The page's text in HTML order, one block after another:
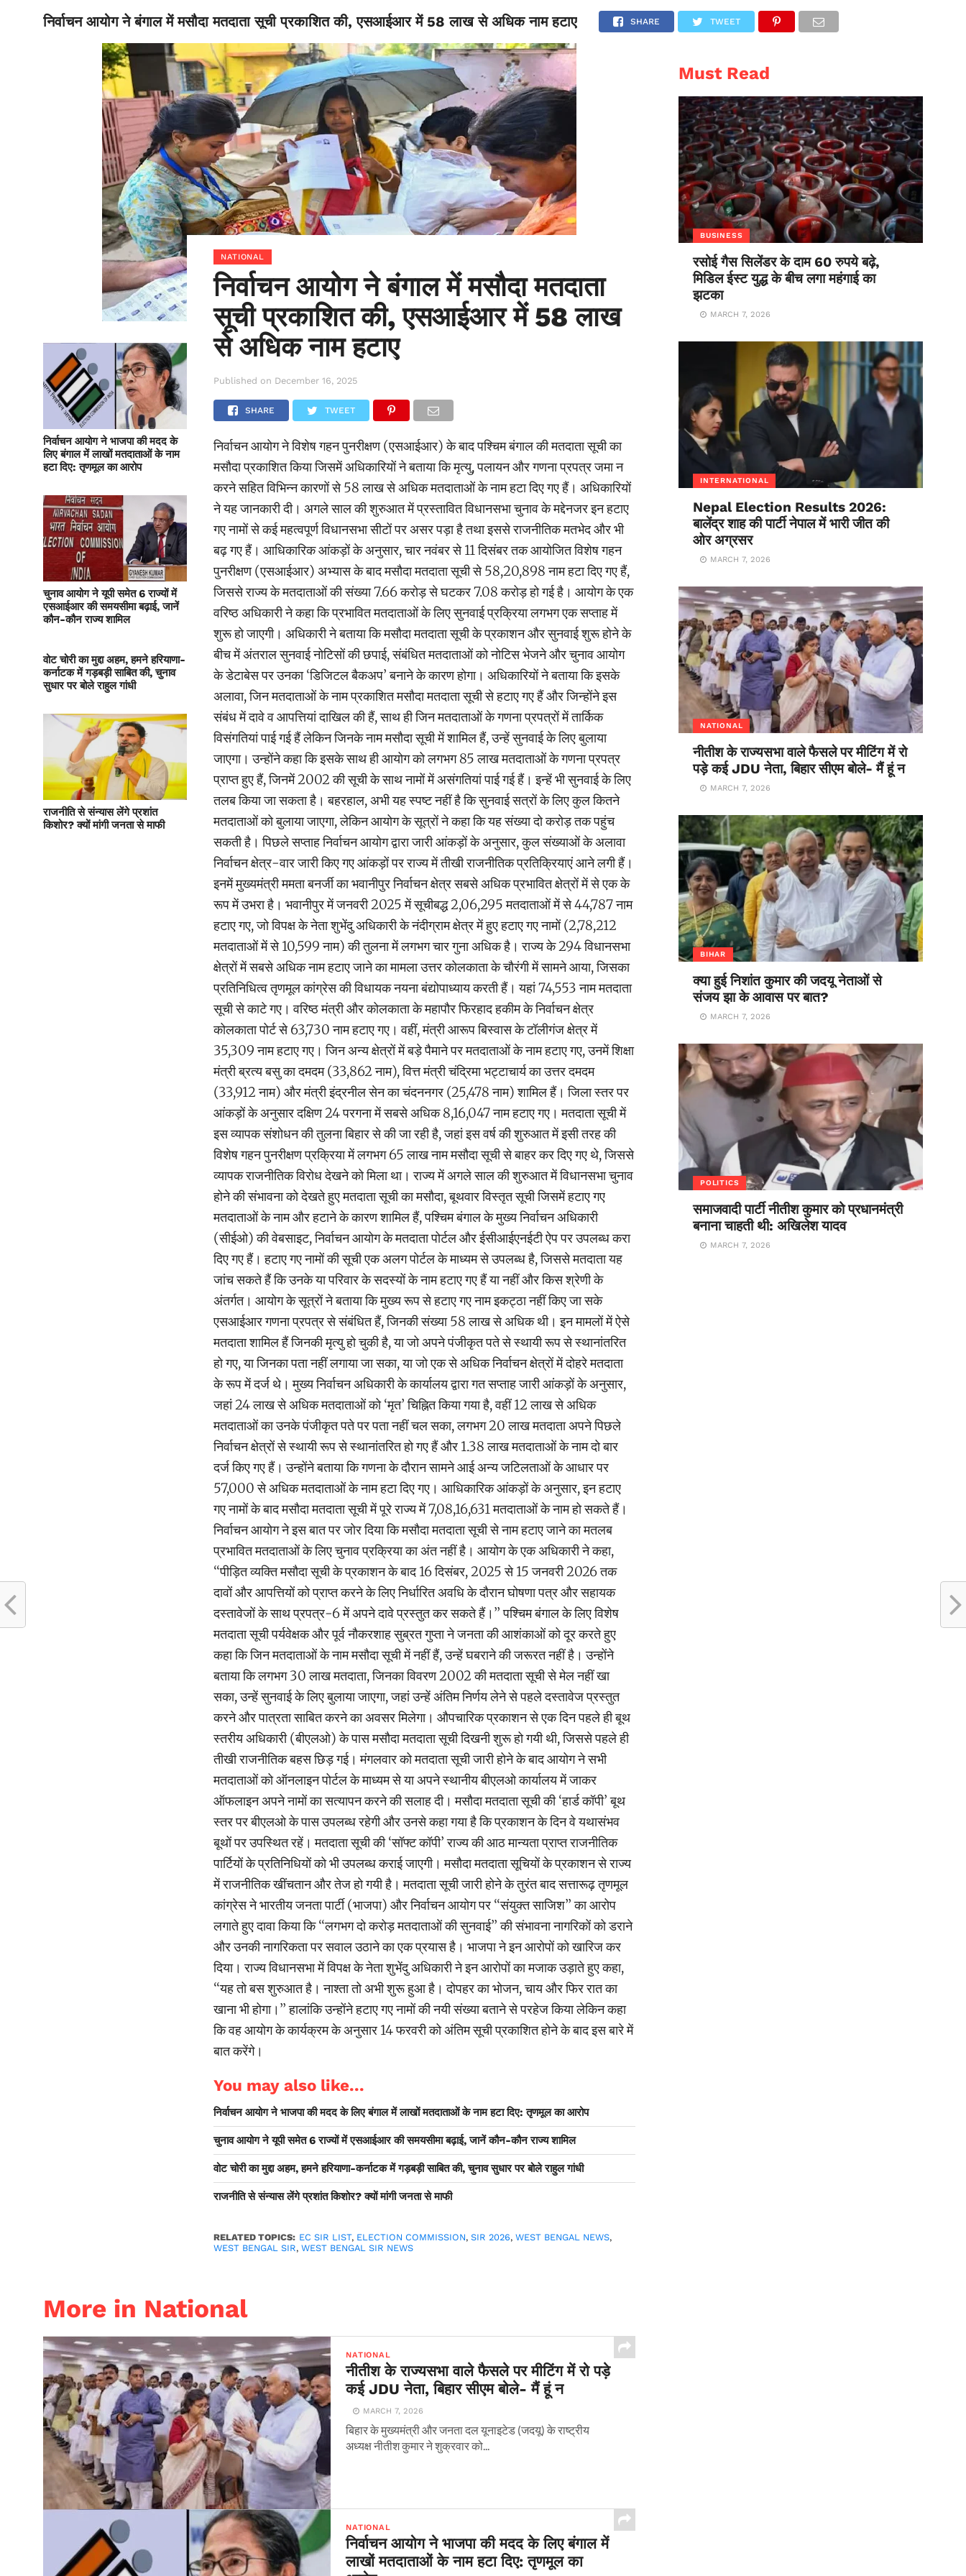
BIHAR NATIONAL SPORTS SCIENCE POLITICS INTERNATIONAL ENTERTAINMENT
निर्वाचन आयोग ने बंगाल में मसौदा मतदाता सूची प्रकाशित की, एसआईआर में 58 लाख से अधिक नाम हटाए SHARE TWEET
निर्वाचन आयोग ने भाजपा की मदद के
लिए बंगाल में लाखों मतदाताओं के नाम
हटा दिए: तृणमूल का आरोप
चुनाव आयोग ने यूपी समेत 6 राज्यों में
एसआईआर की समयसीमा बढ़ाई, जानें
कौन-कौन राज्य शामिल
वोट चोरी का मुद्दा अहम, हमने हरियाणा-
कर्नाटक में गड़बड़ी साबित की, चुनाव
सुधार पर बोले राहुल गांधी
राजनीति से संन्यास लेंगे प्रशांत
किशोर? क्यों मांगी जनता से माफी
NATIONAL
निर्वाचन आयोग ने बंगाल में मसौदा मतदाता
सूची प्रकाशित की, एसआईआर में 58 लाख
से अधिक नाम हटाए
Published on December 16, 2025
SHARE TWEET
निर्वाचन आयोग ने विशेष गहन पुनरीक्षण (एसआईआर) के बाद पश्चिम बंगाल की मतदाता सूची का
मसौदा प्रकाशित किया जिसमें अधिकारियों ने बताया कि मृत्यु, पलायन और गणना प्रपत्र जमा न
करने सहित विभिन्न कारणों से 58 लाख से अधिक मतदाताओं के नाम हटा दिए गए हैं। अधिकारियों
ने यह जानकारी दी। अगले साल की शुरुआत में प्रस्तावित विधानसभा चुनाव के मद्देनजर इन हटाए
गए नामों से कई महत्वपूर्ण विधानसभा सीटों पर असर पड़ा है तथा इससे राजनीतिक मतभेद और भी
बढ़ गए हैं। आधिकारिक आंकड़ों के अनुसार, चार नवंबर से 11 दिसंबर तक आयोजित विशेष गहन
पुनरीक्षण (एसआईआर) अभ्यास के बाद मसौदा मतदाता सूची से 58,20,898 नाम हटा दिए गए हैं,
जिससे राज्य के मतदाताओं की संख्या 7.66 करोड़ से घटकर 7.08 करोड़ हो गई है। आयोग के एक
वरिष्ठ अधिकारी ने कहा कि प्रभावित मतदाताओं के लिए सुनवाई प्रक्रिया लगभग एक सप्ताह में
शुरू हो जाएगी। अधिकारी ने बताया कि मसौदा मतदाता सूची के प्रकाशन और सुनवाई शुरू होने के
बीच में अंतराल सुनवाई नोटिसों की छपाई, संबंधित मतदाताओं को नोटिस भेजने और चुनाव आयोग
के डेटाबेस पर उनका ‘डिजिटल बैकअप’ बनाने के कारण होगा। अधिकारियों ने बताया कि इसके
अलावा, जिन मतदाताओं के नाम प्रकाशित मसौदा मतदाता सूची से हटाए गए हैं और जिन्होंने इस
संबंध में दावे व आपत्तियां दाखिल की हैं, साथ ही जिन मतदाताओं के गणना प्रपत्रों में तार्किक
विसंगतियां पाई गई हैं लेकिन जिनके नाम मसौदा सूची में शामिल हैं, उन्हें सुनवाई के लिए बुलाया
जाएगा। उन्होंने कहा कि इसके साथ ही आयोग को लगभग 85 लाख मतदाताओं के गणना प्रपत्र
प्राप्त हुए हैं, जिनमें 2002 की सूची के साथ नामों में असंगतियां पाई गई हैं। इन्हें भी सुनवाई के लिए
तलब किया जा सकता है। बहरहाल, अभी यह स्पष्ट नहीं है कि सुनवाई सत्रों के लिए कुल कितने
मतदाताओं को बुलाया जाएगा, लेकिन आयोग के सूत्रों ने कहा कि यह संख्या दो करोड़ तक पहुंच
सकती है। पिछले सप्ताह निर्वाचन आयोग द्वारा जारी आंकड़ों के अनुसार, कुल संख्याओं के अलावा
निर्वाचन क्षेत्र-वार जारी किए गए आंकड़ों पर राज्य में तीखी राजनीतिक प्रतिक्रियाएं आने लगी हैं।
इनमें मुख्यमंत्री ममता बनर्जी का भवानीपुर निर्वाचन क्षेत्र सबसे अधिक प्रभावित क्षेत्रों में से एक के
रूप में उभरा है। भवानीपुर में जनवरी 2025 में सूचीबद्ध 2,06,295 मतदाताओं में से 44,787 नाम
हटाए गए, जो विपक्ष के नेता शुभेंदु अधिकारी के नंदीग्राम क्षेत्र में हुए हटाए गए नामों (2,78,212
मतदाताओं में से 10,599 नाम) की तुलना में लगभग चार गुना अधिक है। राज्य के 294 विधानसभा
क्षेत्रों में सबसे अधिक नाम हटाए जाने का मामला उत्तर कोलकाता के चौरंगी में सामने आया, जिसका
प्रतिनिधित्व तृणमूल कांग्रेस की विधायक नयना बंद्योपाध्याय करती हैं। यहां 74,553 नाम मतदाता
सूची से काटे गए। वरिष्ठ मंत्री और कोलकाता के महापौर फिरहाद हकीम के निर्वाचन क्षेत्र
कोलकाता पोर्ट से 63,730 नाम हटाए गए। वहीं, मंत्री आरूप बिस्वास के टॉलीगंज क्षेत्र में
35,309 नाम हटाए गए। जिन अन्य क्षेत्रों में बड़े पैमाने पर मतदाताओं के नाम हटाए गए, उनमें शिक्षा
मंत्री ब्रत्य बसु का दमदम (33,862 नाम), वित्त मंत्री चंद्रिमा भट्टाचार्य का उत्तर दमदम
(33,912 नाम) और मंत्री इंद्रनील सेन का चंदननगर (25,478 नाम) शामिल हैं। जिला स्तर पर
आंकड़ों के अनुसार दक्षिण 24 परगना में सबसे अधिक 8,16,047 नाम हटाए गए। मतदाता सूची में
इस व्यापक संशोधन की तुलना बिहार से की जा रही है, जहां इस वर्ष की शुरुआत में इसी तरह की
विशेष गहन पुनरीक्षण प्रक्रिया में लगभग 65 लाख नाम मसौदा सूची से बाहर कर दिए गए थे, जिससे
व्यापक राजनीतिक विरोध देखने को मिला था। राज्य में अगले साल की शुरुआत में विधानसभा चुनाव
होने की संभावना को देखते हुए मतदाता सूची का मसौदा, बूथवार विस्तृत सूची जिसमें हटाए गए
मतदाताओं के नाम और हटाने के कारण शामिल हैं, पश्चिम बंगाल के मुख्य निर्वाचन अधिकारी
(सीईओ) की वेबसाइट, निर्वाचन आयोग के मतदाता पोर्टल और ईसीआईएनईटी ऐप पर उपलब्ध करा
दिए गए हैं। हटाए गए नामों की सूची एक अलग पोर्टल के माध्यम से उपलब्ध है, जिससे मतदाता यह
जांच सकते हैं कि उनके या परिवार के सदस्यों के नाम हटाए गए हैं या नहीं और किस श्रेणी के
अंतर्गत। आयोग के सूत्रों ने बताया कि मुख्य रूप से हटाए गए नाम इकट्ठा नहीं किए जा सके
एसआईआर गणना प्रपत्र से संबंधित हैं, जिनकी संख्या 58 लाख से अधिक थी। इन मामलों में ऐसे
मतदाता शामिल हैं जिनकी मृत्यु हो चुकी है, या जो अपने पंजीकृत पते से स्थायी रूप से स्थानांतरित
हो गए, या जिनका पता नहीं लगाया जा सका, या जो एक से अधिक निर्वाचन क्षेत्रों में दोहरे मतदाता
के रूप में दर्ज थे। मुख्य निर्वाचन अधिकारी के कार्यालय द्वारा गत सप्ताह जारी आंकड़ों के अनुसार,
जहां 24 लाख से अधिक मतदाताओं को ‘मृत’ चिह्नित किया गया है, वहीं 12 लाख से अधिक
मतदाताओं का उनके पंजीकृत पते पर पता नहीं चल सका, लगभग 20 लाख मतदाता अपने पिछले
निर्वाचन क्षेत्रों से स्थायी रूप से स्थानांतरित हो गए हैं और 1.38 लाख मतदाताओं के नाम दो बार
दर्ज किए गए हैं। उन्होंने बताया कि गणना के दौरान सामने आई अन्य जटिलताओं के आधार पर
57,000 से अधिक मतदाताओं के नाम हटा दिए गए। आधिकारिक आंकड़ों के अनुसार, इन हटाए
गए नामों के बाद मसौदा मतदाता सूची में पूरे राज्य में 7,08,16,631 मतदाताओं के नाम हो सकते हैं।
निर्वाचन आयोग ने इस बात पर जोर दिया कि मसौदा मतदाता सूची से नाम हटाए जाने का मतलब
प्रभावित मतदाताओं के लिए चुनाव प्रक्रिया का अंत नहीं है। आयोग के एक अधिकारी ने कहा,
‘‘पीड़ित व्यक्ति मसौदा सूची के प्रकाशन के बाद 16 दिसंबर, 2025 से 15 जनवरी 2026 तक
दावों और आपत्तियों को प्राप्त करने के लिए निर्धारित अवधि के दौरान घोषणा पत्र और सहायक
दस्तावेजों के साथ प्रपत्र-6 में अपने दावे प्रस्तुत कर सकते हैं।’’ पश्चिम बंगाल के लिए विशेष
मतदाता सूची पर्यवेक्षक और पूर्व नौकरशाह सुब्रत गुप्ता ने जनता की आशंकाओं को दूर करते हुए
कहा कि जिन मतदाताओं के नाम मसौदा सूची में नहीं हैं, उन्हें घबराने की जरूरत नहीं है। उन्होंने
बताया कि लगभग 30 लाख मतदाता, जिनका विवरण 2002 की मतदाता सूची से मेल नहीं खा
सका, उन्हें सुनवाई के लिए बुलाया जाएगा, जहां उन्हें अंतिम निर्णय लेने से पहले दस्तावेज प्रस्तुत
करने और पात्रता साबित करने का अवसर मिलेगा। औपचारिक प्रकाशन से एक दिन पहले ही बूथ
स्तरीय अधिकारी (बीएलओ) के पास मसौदा मतदाता सूची दिखनी शुरू हो गयी थी, जिससे पहले ही
तीखी राजनीतिक बहस छिड़ गई। मंगलवार को मतदाता सूची जारी होने के बाद आयोग ने सभी
मतदाताओं को ऑनलाइन पोर्टल के माध्यम से या अपने स्थानीय बीएलओ कार्यालय में जाकर
ऑफलाइन अपने नामों का सत्यापन करने की सलाह दी। मसौदा मतदाता सूची की ‘हार्ड कॉपी’ बूथ
स्तर पर बीएलओ के पास उपलब्ध रहेगी और उनसे कहा गया है कि प्रकाशन के दिन वे यथासंभव
बूथों पर उपस्थित रहें। मतदाता सूची की ‘सॉफ्ट कॉपी’ राज्य की आठ मान्यता प्राप्त राजनीतिक
पार्टियों के प्रतिनिधियों को भी उपलब्ध कराई जाएगी। मसौदा मतदाता सूचियों के प्रकाशन से राज्य
में राजनीतिक खींचतान और तेज हो गयी है। मतदाता सूची जारी होने के तुरंत बाद सत्तारूढ़ तृणमूल
कांग्रेस ने भारतीय जनता पार्टी (भाजपा) और निर्वाचन आयोग पर ‘‘संयुक्त साजिश’’ का आरोप
लगाते हुए दावा किया कि ‘‘लगभग दो करोड़ मतदाताओं की सुनवाई’’ की संभावना नागरिकों को डराने
और उनकी नागरिकता पर सवाल उठाने का एक प्रयास है। भाजपा ने इन आरोपों को खारिज कर
दिया। राज्य विधानसभा में विपक्ष के नेता शुभेंदु अधिकारी ने इन आरोपों का मजाक उड़ाते हुए कहा,
‘‘यह तो बस शुरुआत है। नाश्ता तो अभी शुरू हुआ है। दोपहर का भोजन, चाय और फिर रात का
खाना भी होगा।’’ हालांकि उन्होंने हटाए गए नामों की नयी संख्या बताने से परहेज किया लेकिन कहा
कि वह आयोग के कार्यक्रम के अनुसार 14 फरवरी को अंतिम सूची प्रकाशित होने के बाद इस बारे में
बात करेंगे।
You may also like...
निर्वाचन आयोग ने भाजपा की मदद के लिए बंगाल में लाखों मतदाताओं के नाम हटा दिए: तृणमूल का आरोप
चुनाव आयोग ने यूपी समेत 6 राज्यों में एसआईआर की समयसीमा बढ़ाई, जानें कौन-कौन राज्य शामिल
वोट चोरी का मुद्दा अहम, हमने हरियाणा-कर्नाटक में गड़बड़ी साबित की, चुनाव सुधार पर बोले राहुल गांधी
राजनीति से संन्यास लेंगे प्रशांत किशोर? क्यों मांगी जनता से माफी
RELATED TOPICS: EC SIR LIST, ELECTION COMMISSION,SIR 2026,WEST BENGAL NEWS,
WEST BENGAL SIR,WEST BENGAL SIR NEWS
More in National
NATIONAL
नीतीश के राज्यसभा वाले फैसले पर मीटिंग में रो पड़े
कई JDU नेता, बिहार सीएम बोले- मैं हूं न
MARCH 7, 2026
बिहार के मुख्यमंत्री और जनता दल यूनाइटेड (जदयू) के राष्ट्रीय
अध्यक्ष नीतीश कुमार ने शुक्रवार को...
NATIONAL
निर्वाचन आयोग ने भाजपा की मदद के लिए बंगाल में
लाखों मतदाताओं के नाम हटा दिए: तृणमूल का
Must Read
BUSINESS
रसोई गैस सिलेंडर के दाम 60 रुपये बढ़े,
मिडिल ईस्ट युद्ध के बीच लगा महंगाई का
झटका
MARCH 7, 2026
INTERNATIONAL
Nepal Election Results 2026:
बालेंद्र शाह की पार्टी नेपाल में भारी जीत की
ओर अग्रसर
MARCH 7, 2026
NATIONAL
नीतीश के राज्यसभा वाले फैसले पर मीटिंग में रो
पड़े कई JDU नेता, बिहार सीएम बोले- मैं हूं न
MARCH 7, 2026
BIHAR
क्या हुई निशांत कुमार की जदयू नेताओं से
संजय झा के आवास पर बात?
MARCH 7, 2026
POLITICS
समाजवादी पार्टी नीतीश कुमार को प्रधानमंत्री
बनाना चाहती थी: अखिलेश यादव
MARCH 7, 2026